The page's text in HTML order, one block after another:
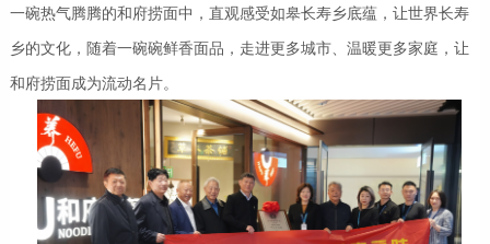
一碗热气腾腾的和府捞面中，直观感受如皋长寿乡底蕴，让世界长寿
乡的文化，随着一碗碗鲜香面品，走进更多城市、温暖更多家庭，让
和府捞面成为流动名片。